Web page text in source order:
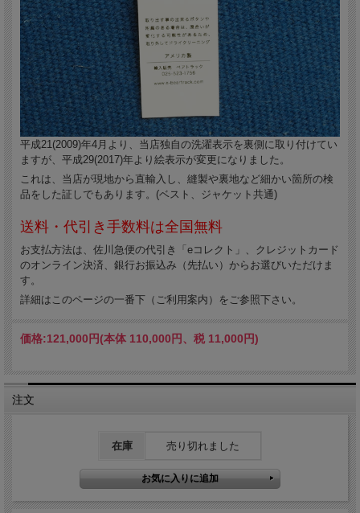
平成21(2009)年4月より、当店独自の洗濯表示を裏側に取り付けてい
ますが、平成29(2017)年より絵表示が変更になりました。
これは、当店が現地から直輸入し、縫製や裏地など細かい箇所の検
品をした証しでもあります。(ベスト、ジャケット共通)
送料・代引き手数料は全国無料
お支払方法は、佐川急便の代引き「eコレクト」、クレジットカード
のオンライン決済、銀行お振込み（先払い）からお選びいただけま
す。
詳細はこのページの一番下（ご利用案内）をご参照下さい。
価格:121,000円(本体 110,000円、税 11,000円)
注文
在庫 売り切れました